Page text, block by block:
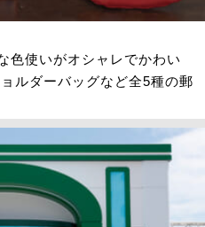
色使いがオシャレでかわい
ルダーバッグなど全5種の郵